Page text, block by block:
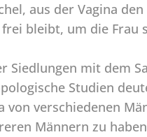
aus der Vagina den
bleibt, um die Frau
Siedlungen mit dem
Studien
von verschiedenen
Männern zu